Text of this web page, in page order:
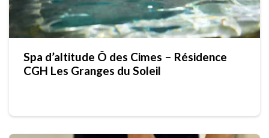
Spa d’altitude Ô des Cimes – Résidence
CGH Les Granges du Soleil